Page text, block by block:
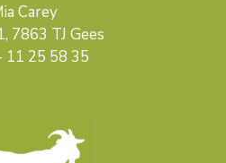
Carey
7863 TJ Gees
11 25 58 35